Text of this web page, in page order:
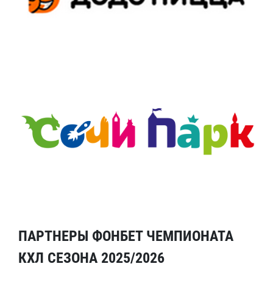
ПАРТНЕРЫ ФОНБЕТ ЧЕМПИОНАТА
КХЛ СЕЗОНА 2025/2026